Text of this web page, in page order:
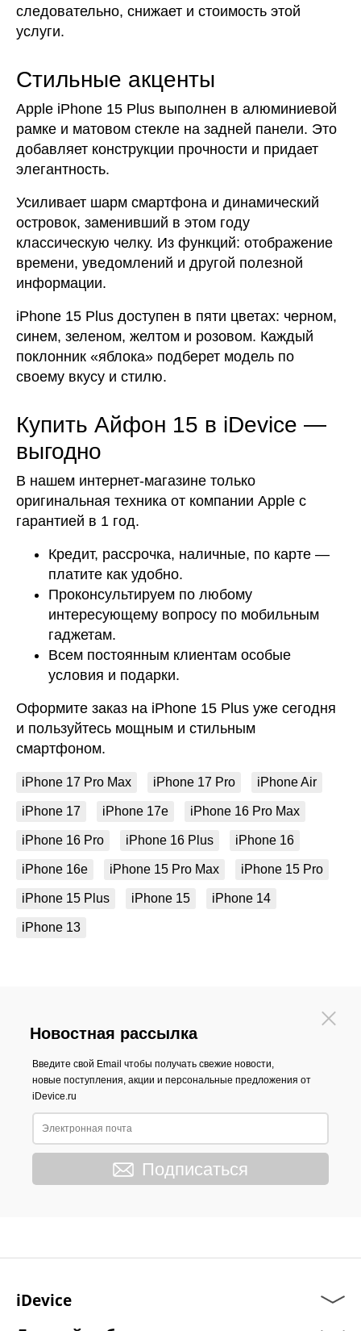
следовательно, снижает и стоимость этой
услуги.
Стильные акценты
Apple iPhone 15 Plus выполнен в алюминиевой
рамке и матовом стекле на задней панели. Это
добавляет конструкции прочности и придает
элегантность.
Усиливает шарм смартфона и динамический
островок, заменивший в этом году
классическую челку. Из функций: отображение
времени, уведомлений и другой полезной
информации.
iPhone 15 Plus доступен в пяти цветах: черном,
синем, зеленом, желтом и розовом. Каждый
поклонник «яблока» подберет модель по
своему вкусу и стилю.
Купить Айфон 15 в iDevice —
выгодно
В нашем интернет-магазине только
оригинальная техника от компании Apple с
гарантией в 1 год.
Кредит, рассрочка, наличные, по карте —
платите как удобно.
Проконсультируем по любому
интересующему вопросу по мобильным
гаджетам.
Всем постоянным клиентам особые
условия и подарки.
Оформите заказ на iPhone 15 Plus уже сегодня
и пользуйтесь мощным и стильным
смартфоном.
iPhone 17 Pro Max iPhone 17 Pro iPhone Air
iPhone 17 iPhone 17e iPhone 16 Pro Max
iPhone 16 Pro iPhone 16 Plus iPhone 16
iPhone 16e iPhone 15 Pro Max iPhone 15 Pro
iPhone 15 Plus iPhone 15 iPhone 14
iPhone 13
Новостная рассылка
Введите свой Email чтобы получать свежие новости,
новые поступления, акции и персональные предложения от
iDevice.ru
Подписаться
iDevice